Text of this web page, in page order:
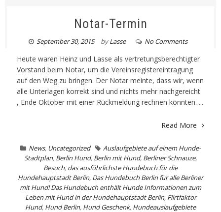
Notar-Termin
September 30, 2015 byLasse No Comments
Heute waren Heinz und Lasse als vertretungsberechtigter
Vorstand beim Notar, um die Vereinsregistereintragung
auf den Weg zu bringen. Der Notar meinte, dass wir, wenn
alle Unterlagen korrekt sind und nichts mehr nachgereicht
, Ende Oktober mit einer Rückmeldung rechnen könnten. ...
Read More
News, Uncategorized
Auslaufgebiete auf einem Hunde-
Stadtplan, Berlin Hund, Berlin mit Hund, Berliner Schnauze,
Besuch, das ausführlichste Hundebuch für die
Hundehauptstadt Berlin, Das Hundebuch Berlin für alle Berliner
mit Hund! Das Hundebuch enthält Hunde Informationen zum
Leben mit Hund in der Hundehauptstadt Berlin, Flirtfaktor
Hund, Hund Berlin, Hund Geschenk, Hundeauslaufgebiete